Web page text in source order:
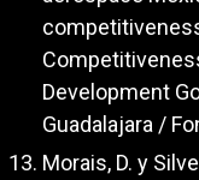
Development
Guadalajara /
Morais, D. y